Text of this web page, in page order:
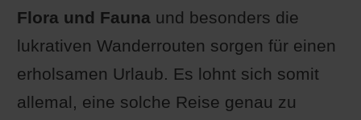
Flora und Faunaund besonders die
lukrativen Wanderrouten sorgen für einen
erholsamen Urlaub. Es lohnt sich somit
allemal, eine solche Reise genau zu